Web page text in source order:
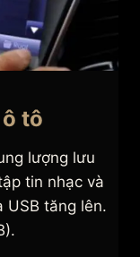
tô
lượng lưu
tin nhạc và
USB tăng lên.